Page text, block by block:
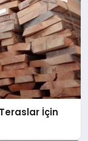
İçin